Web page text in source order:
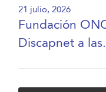
21 julio, 2026
Fundación
Discapnet a